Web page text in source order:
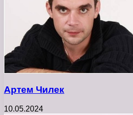
Артем Чилек
10.05.2024